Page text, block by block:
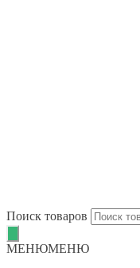
Поиск товаров
МЕНЮМЕНЮ